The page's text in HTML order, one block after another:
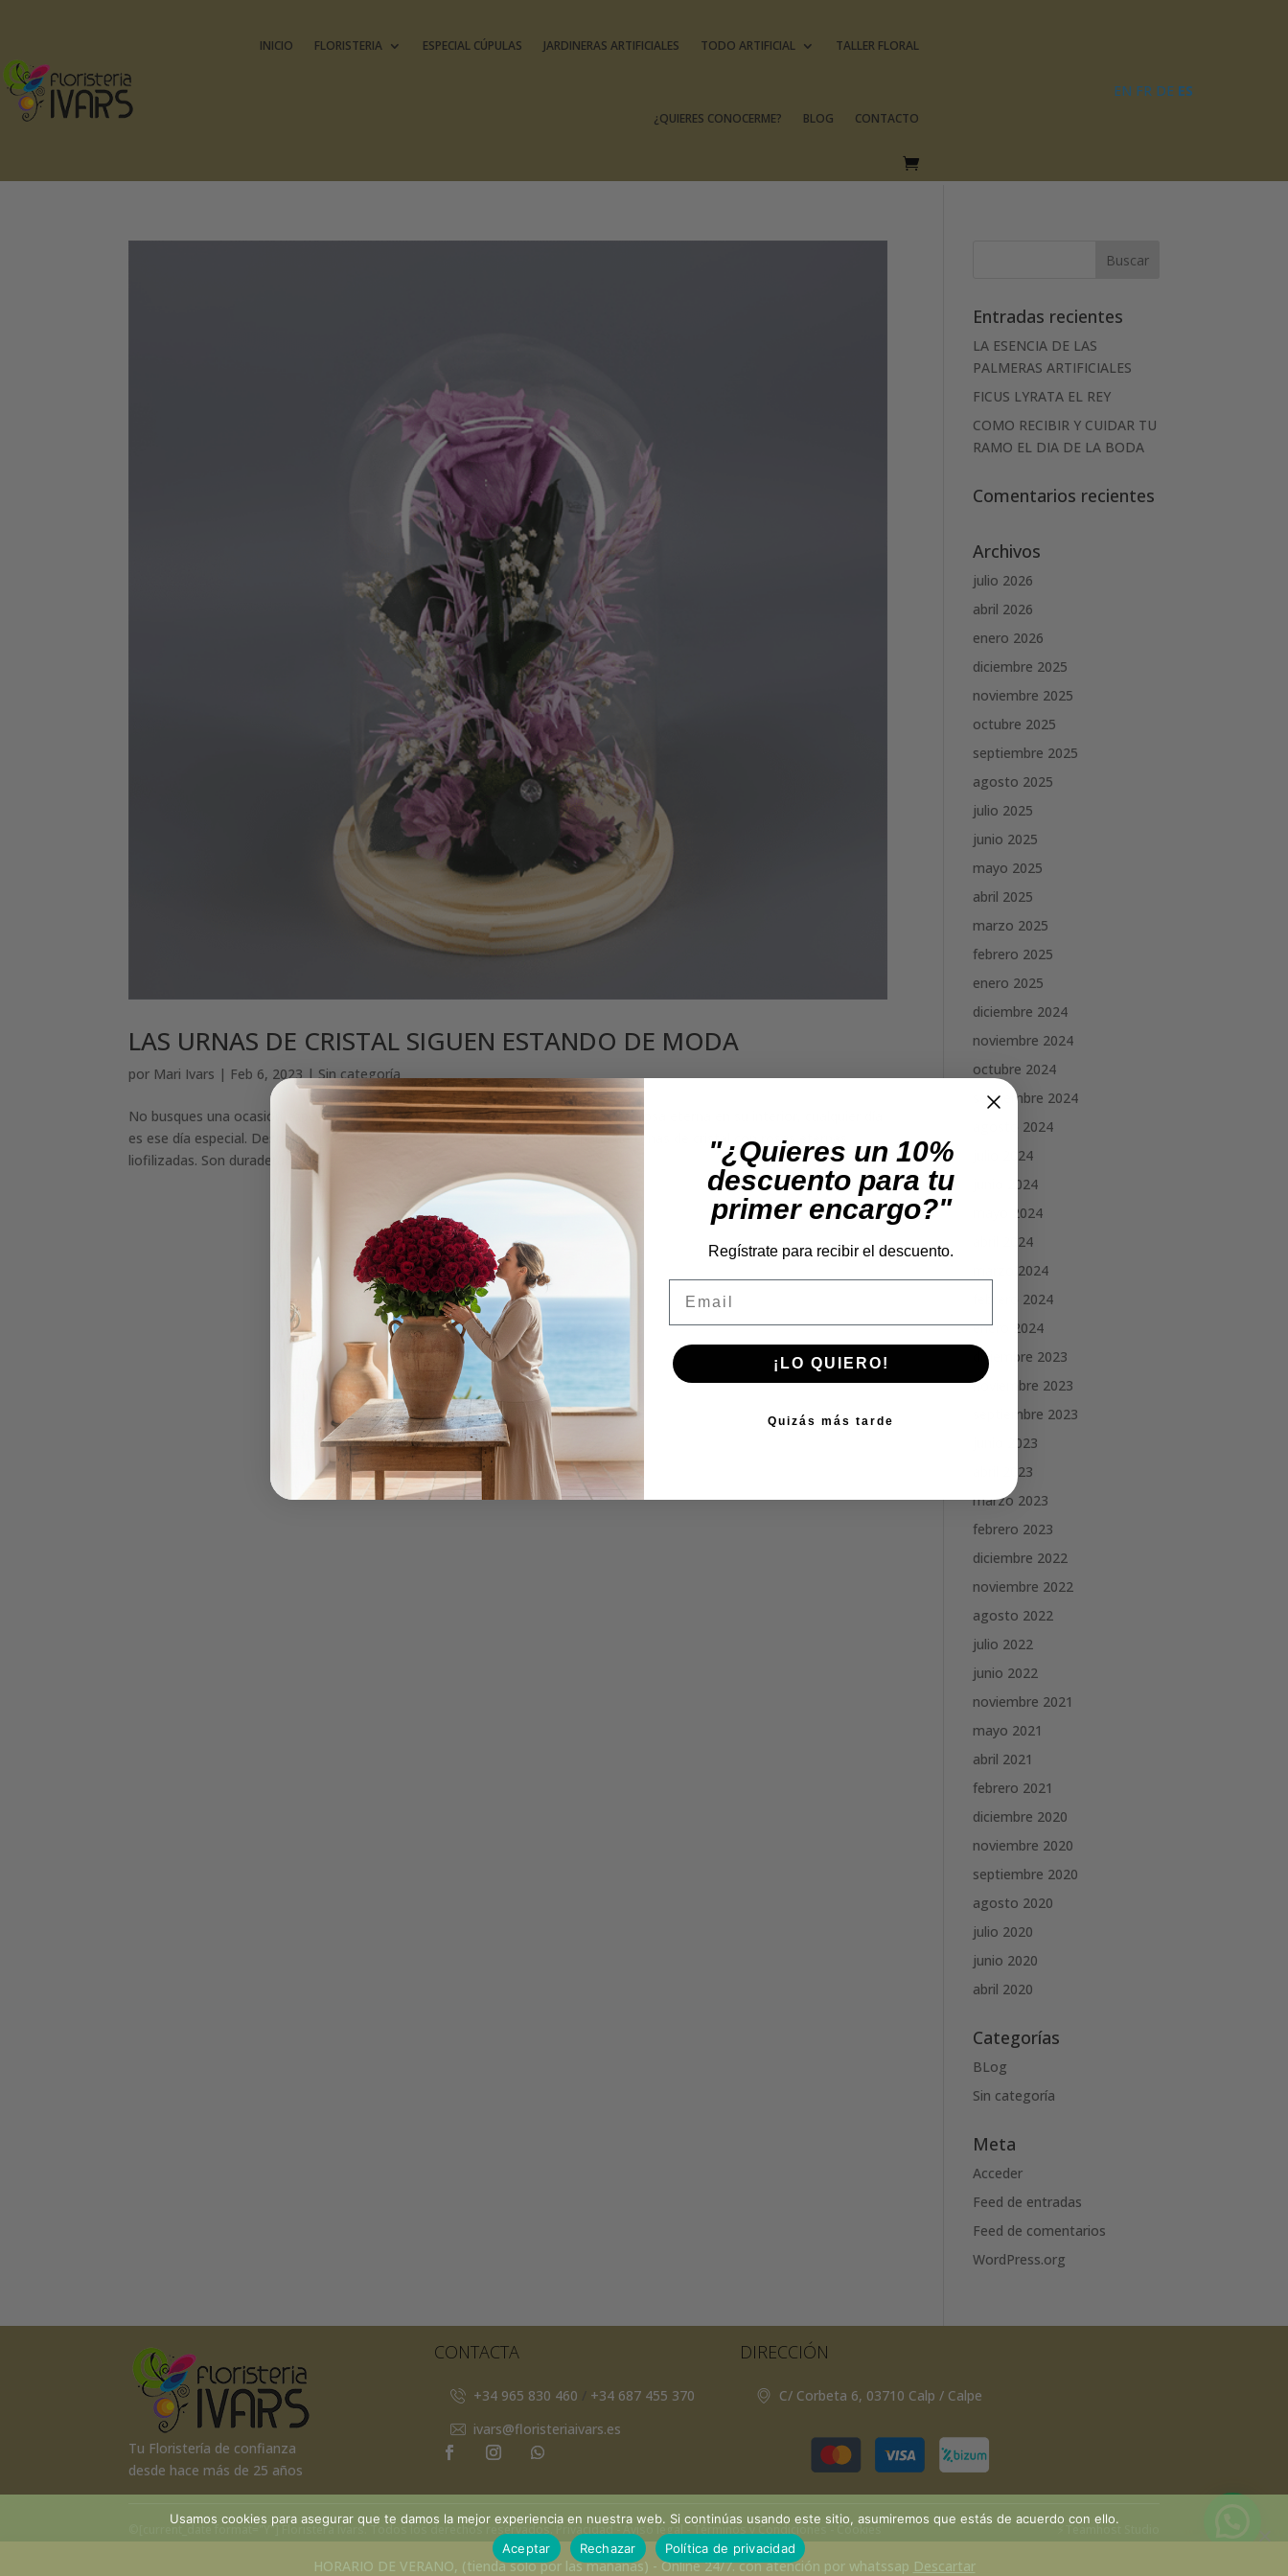
HORARIO DE VERANO, (tienda solo por las mañanas) - Online 24/7. con atención por whatssap Descartar
INICIO FLORISTERIA ESPECIAL CÚPULAS JARDINERAS ARTIFICIALES TODO ARTIFICIAL TALLER FLORAL
¿QUIERES CONOCERME? BLOG CONTACTO
EN FR DE ES
LAS URNAS DE CRISTAL SIGUEN ESTANDO DE MODA
por Mari Ivars | Feb 6, 2023 | Sin categoría
No busques una ocasión especial para regalar una Urna de cristal con una bonita rosa eterna en su interior, cualquier día
es ese día especial. Desde Floristeria Ivars, hacemos entregas a toda España de Urnas de cristal con rosas eternas
liofilizadas. Son duraderas no...
Entradas recientes
LA ESENCIA DE LAS
PALMERAS ARTIFICIALES
FICUS LYRATA EL REY
COMO RECIBIR Y CUIDAR TU
RAMO EL DIA DE LA BODA
Comentarios recientes
Archivos
julio 2026
abril 2026
enero 2026
diciembre 2025
noviembre 2025
octubre 2025
septiembre 2025
agosto 2025
julio 2025
junio 2025
mayo 2025
abril 2025
marzo 2025
febrero 2025
enero 2025
diciembre 2024
noviembre 2024
octubre 2024
septiembre 2024
agosto 2024
julio 2024
junio 2024
mayo 2024
abril 2024
marzo 2024
febrero 2024
enero 2024
diciembre 2023
noviembre 2023
septiembre 2023
junio 2023
abril 2023
marzo 2023
febrero 2023
diciembre 2022
noviembre 2022
agosto 2022
julio 2022
junio 2022
noviembre 2021
mayo 2021
abril 2021
febrero 2021
diciembre 2020
noviembre 2020
septiembre 2020
agosto 2020
julio 2020
junio 2020
abril 2020
Categorías
BLog
Sin categoría
Meta
Acceder
Feed de entradas
Feed de comentarios
WordPress.org
Tu Floristería de confianza
desde hace más de 25 años
CONTACTA
+34 965 830 460
+34 687 455 370
ivars@floristeriaivars.es
DIRECCIÓN
C/ Corbeta 6, 03710 Calp / Calpe
©[current_date format="Y"] Floristera Ivars . Todos los derechos reservados.
Cookies
Usamos cookies para asegurar que te damos la mejor experiencia en nuestra web. Si continúas usando este sitio, asumiremos que estás de acuerdo con ello.
Aceptar
Rechazar Política de privacidad
"¿Quieres un 10%
descuento para tu
primer encargo?"
Regístrate para recibir el descuento.
¡LO QUIERO!
Quizás más tarde